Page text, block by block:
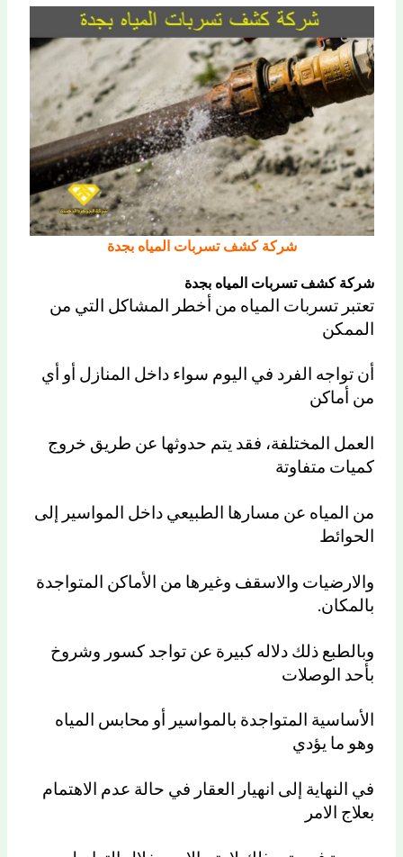
شركة كشف تسربات المياه بجدة
شركة كشف تسربات المياه بجدة
تعتبر تسربات المياه من أخطر المشاكل التي من
الممكن
أن تواجه الفرد في اليوم سواء داخل المنازل أو أي
من أماكن
العمل المختلفة، فقد يتم حدوثها عن طريق خروج
كميات متفاوتة
من المياه عن مسارها الطبيعي داخل المواسير إلى
الحوائط
والارضيات والاسقف وغيرها من الأماكن المتواجدة
بالمكان.
وبالطبع ذلك دلاله كبيرة عن تواجد كسور وشروخ
بأحد الوصلات
الأساسية المتواجدة بالمواسير أو محابس المياه
وهو ما يؤدي
في النهاية إلى انهيار العقار في حالة عدم الاهتمام
بعلاج الامر